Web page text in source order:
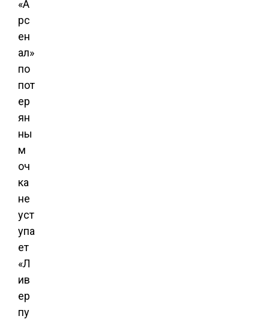
«А
рс
ен
ал»
по
пот
ер
ян
ны
м
оч
ка
не
уст
упа
ет
«Л
ив
ер
пу